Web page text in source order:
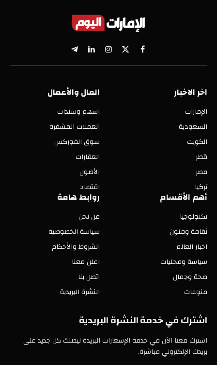
فيسبوك
X
(Twitter)
الانستغراملينكدإنتيلقرام
اخر الاخبار
الإمارات
السعودية
الكويت
قطر
مصر
تركيا
المال والأعمال
اسهم وسندات
العملات المشفرة
سوق الفوركس
العقارات
الأصول
اقتصاد
أهم الأقسام
تكنولوجيا
ثقافة وفنون
اخبار العالم
سياسة ومحليات
صحة وجمال
منوعات
روابط هامة
من نحن
سياسة الخصوصية
الشروط والأحكام
اعلن معنا
اتصل بنا
النشرة البريدية
اشترك في خدمة النشرة البريدية
اشترك معنا الآن في خدمة الإشعارات البريدة ليصلك كل جديد على
بريدك الإلكتروني مباشرة.